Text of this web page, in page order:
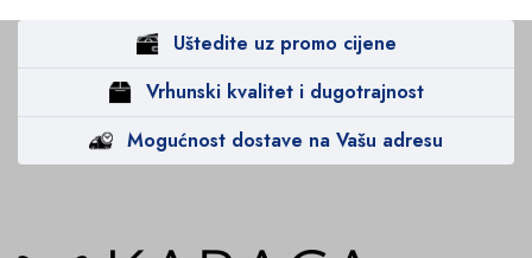
Uštedite uz promo cijene
Vrhunski kvalitet i dugotrajnost
Mogućnost dostave na Vašu adresu